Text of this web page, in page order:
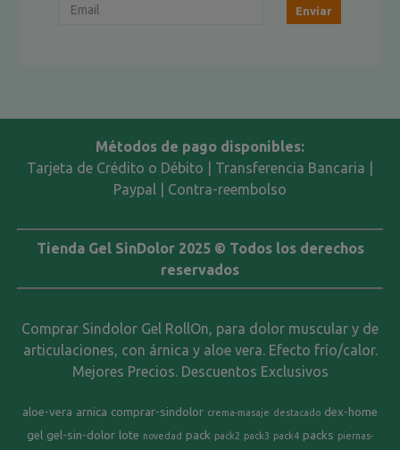
Métodos de pago disponibles:
Tarjeta de Crédito o Débito | Transferencia Bancaria |
Paypal | Contra-reembolso
Tienda Gel SinDolor 2025 © Todos los derechos
reservados
Comprar Sindolor Gel RollOn, para dolor muscular y de
articulaciones, con árnica y aloe vera. Efecto frío/calor.
Mejores Precios. Descuentos Exclusivos
aloe-vera arnica comprar-sindolor crema-masaje destacado dex-home
gel gel-sin-dolor lote novedad pack pack2 pack3 pack4 packs piernas-